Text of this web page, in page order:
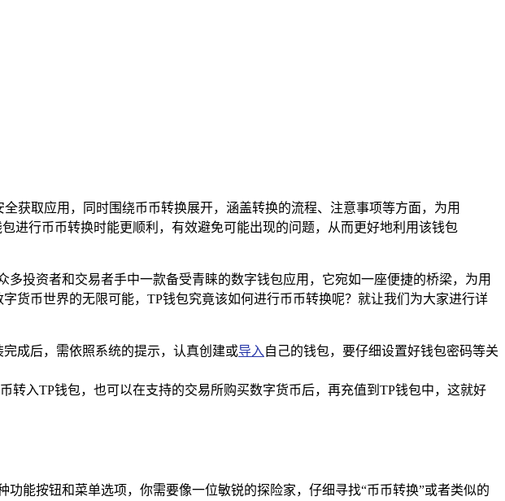
获取应用，同时围绕币币转换展开，涵盖转换的流程、注意事项等方面，为用
进行币币转换时能更顺利，有效避免可能出现的问题，从而更好地利用该钱包
投资者和交易者手中一款备受青睐的数字钱包应用，它宛如一座便捷的桥梁，为用
货币世界的无限可能，TP钱包究竟该如何进行币币转换呢？就让我们为大家进行详
成后，需依照系统的提示，认真创建或导入 自己的钱包，要仔细设置好钱包密码等关
入TP钱包，也可以在支持的交易所购买数字货币后，再充值到TP钱包中，这就好
能按钮和菜单选项，你需要像一位敏锐的探险家，仔细寻找“币币转换”或者类似的